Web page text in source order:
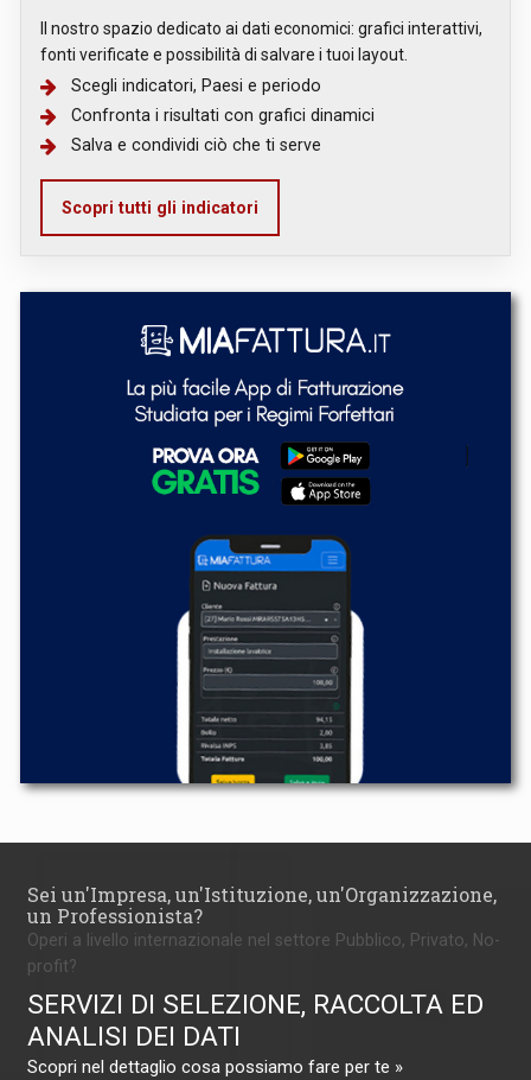
Il nostro spazio dedicato ai dati economici: grafici interattivi,
fonti verificate e possibilità di salvare i tuoi layout.
Scegli indicatori, Paesi e periodo
Confronta i risultati con grafici dinamici
Salva e condividi ciò che ti serve
Scopri tutti gli indicatori
Sei un'Impresa, un'Istituzione, un'Organizzazione,
un Professionista?
Operi a livello internazionale nel settore Pubblico, Privato, No-
profit?
SERVIZI DI SELEZIONE, RACCOLTA ED
ANALISI DEI DATI
Scopri nel dettaglio cosa possiamo fare per te »